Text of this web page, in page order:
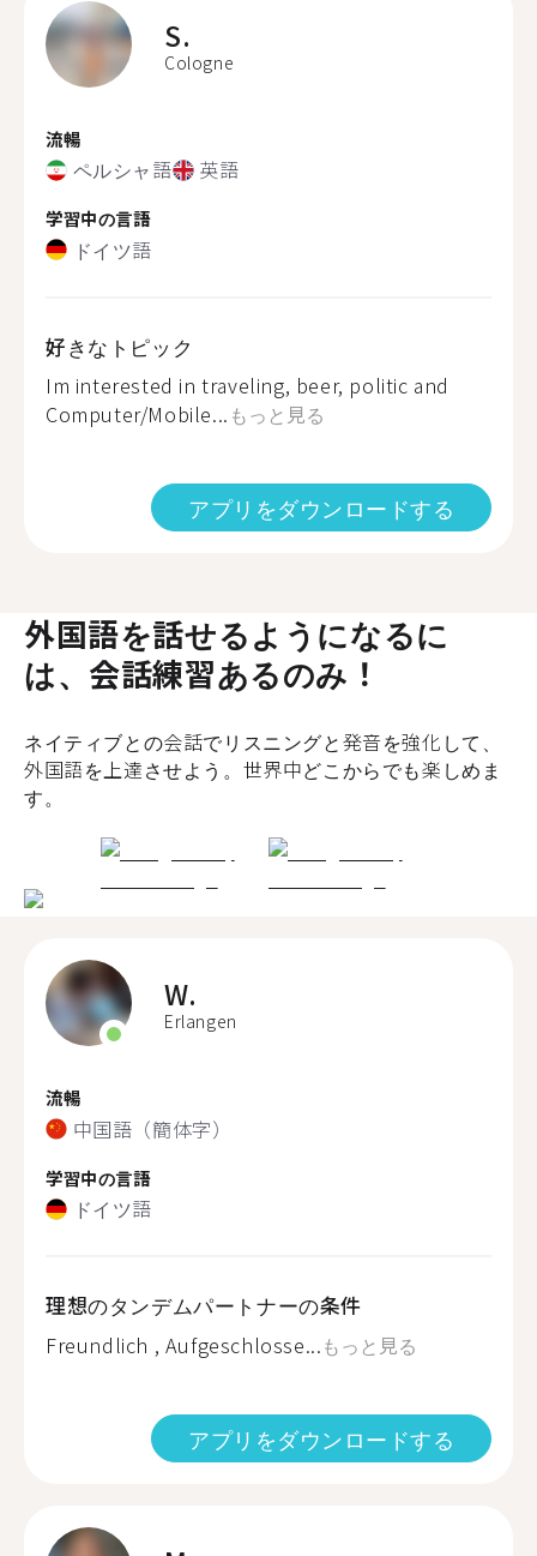
S.
Cologne
流暢
ペルシャ語 英語
学習中の言語
ドイツ語
好きなトピック
Im interested in traveling, beer, politic and
Computer/Mobile... もっと見る
アプリをダウンロードする
外国語を話せるようになるに
は、会話練習あるのみ！
ネイティブとの会話でリスニングと発音を強化して、
外国語を上達させよう。世界中どこからでも楽しめま
す。
W.
Erlangen
流暢
中国語（簡体字）
学習中の言語
ドイツ語
理想のタンデムパートナーの条件
Freundlich , Aufgeschlosse...もっと見る
アプリをダウンロードする